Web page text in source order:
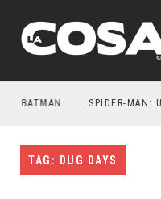
BATMAN SPIDER-MAN:
TAG: DUG DAYS